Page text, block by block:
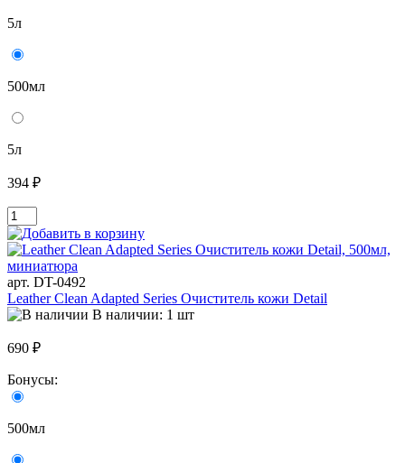
5л
500мл
5л
394 ₽
арт. DT-0492
Leather Clean Adapted Series Очиститель кожи Detail
В наличии: 1 шт
690 ₽
Бонусы:
500мл